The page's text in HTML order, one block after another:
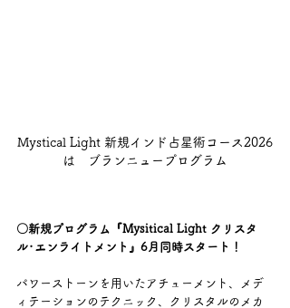
Mystical Light 新規インド占星術コース2026
は　ブランニュープログラム
〇新規プログラム『Mysitical Light クリスタ
ル･エンライトメント』6月同時スタート！
パワーストーンを用いたアチューメント、メデ
ィテーションのテクニック、クリスタルのメカ